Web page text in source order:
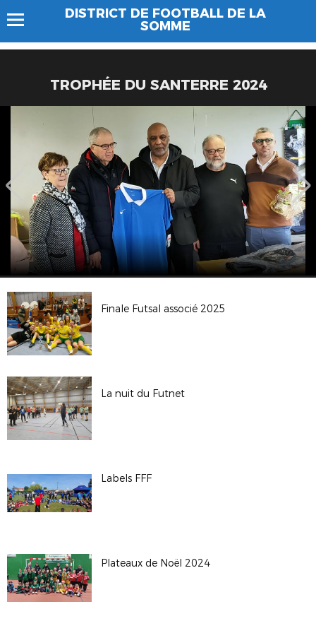
DISTRICT DE FOOTBALL DE LA
SOMME
TROPHÉE DU SANTERRE 2024
Finale Futsal associé 2025
La nuit du Futnet
Labels FFF
Plateaux de Noël 2024